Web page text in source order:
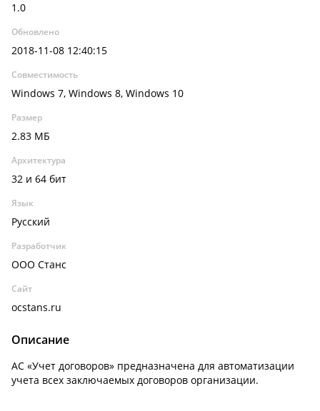
1.0
Обновлено
2018-11-08 12:40:15
Совместимость
Windows 7, Windows 8, Windows 10
Размер
2.83 МБ
Архитектура
32 и 64 бит
Язык
Русский
Разработчик
ООО Станс
Сайт
ocstans.ru
Описание
АС «Учет договоров» предназначена для автоматизации
учета всех заключаемых договоров организации.